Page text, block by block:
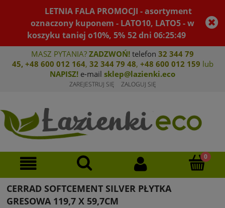
LETNIA FALA PROMOCJI - asortyment
oznaczony kuponem - LATO10, LATO5 - w
koszyku taniej o10%, 5% 52dni06:25:49
MASZ PYTANIA? ZADZWOŃ! telefon 32 344 79
45, +48 600 012 164, 32 344 79 48, +48 600 012 159 lub
NAPISZ! e-mail sklep@lazienki.eco
ZAREJESTRUJ SIĘ ZALOGUJ SIĘ
CERRAD SOFTCEMENT SILVER PŁYTKA
GRESOWA 119,7 X 59,7CM